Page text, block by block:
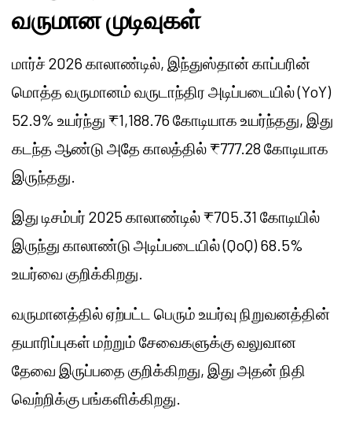
வருமான முடிவுகள்
மார்ச் 2026 காலாண்டில், இந்துஸ்தான் காப்பரின்
மொத்த வருமானம் வருடாந்திர அடிப்படையில் (YoY)
52.9% உயர்ந்து ₹1,188.76 கோடியாக உயர்ந்தது, இது
கடந்த ஆண்டு அதே காலத்தில் ₹777.28 கோடியாக
இருந்தது.
இது டிசம்பர் 2025 காலாண்டில் ₹705.31 கோடியில்
இருந்து காலாண்டு அடிப்படையில் (QoQ) 68.5%
உயர்வை குறிக்கிறது.
வருமானத்தில் ஏற்பட்ட பெரும் உயர்வு நிறுவனத்தின்
தயாரிப்புகள் மற்றும் சேவைகளுக்கு வலுவான
தேவை இருப்பதை குறிக்கிறது, இது அதன் நிதி
வெற்றிக்கு பங்களிக்கிறது.